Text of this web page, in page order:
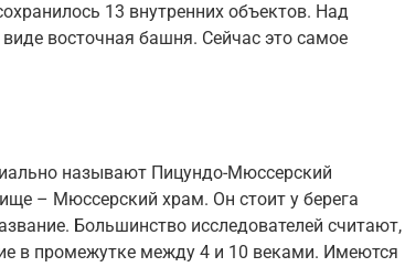
13 внутренних объектов. Над
восточная башня. Сейчас это самое
называют Пицундо-Мюссерский
– Мюссерский храм. Он стоит у берега
Большинство исследователей считают,
в промежутке между 4 и 10 веками. Имеются